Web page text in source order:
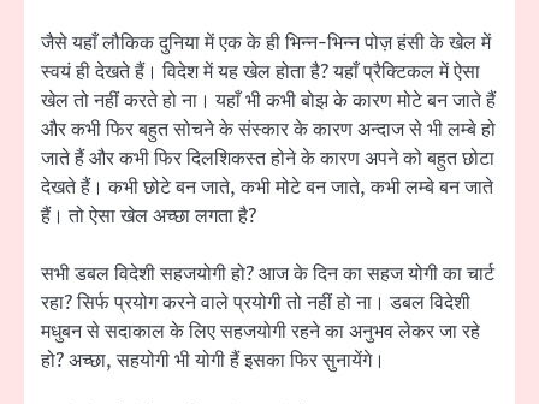
जैसे यहाँ लौकिक दुनिया में एक के ही भिन्न-भिन्न पोज़ हंसी के खेल में
स्वयं ही देखते हैं। विदेश में यह खेल होता है? यहाँ प्रैक्टिकल में ऐसा
खेल तो नहीं करते हो ना। यहाँ भी कभी बोझ के कारण मोटे बन जाते हैं
और कभी फिर बहुत सोचने के संस्कार के कारण अन्दाज से भी लम्बे हो
जाते हैं और कभी फिर दिलशिकस्त होने के कारण अपने को बहुत छोटा
देखते हैं। कभी छोटे बन जाते, कभी मोटे बन जाते, कभी लम्बे बन जाते
हैं। तो ऐसा खेल अच्छा लगता है?
सभी डबल विदेशी सहजयोगी हो? आज के दिन का सहज योगी का चार्ट
रहा? सिर्फ प्रयोग करने वाले प्रयोगी तो नहीं हो ना। डबल विदेशी
मधुबन से सदाकाल के लिए सहजयोगी रहने का अनुभव लेकर जा रहे
हो? अच्छा, सहयोगी भी योगी हैं इसका फिर सुनायेंगे।